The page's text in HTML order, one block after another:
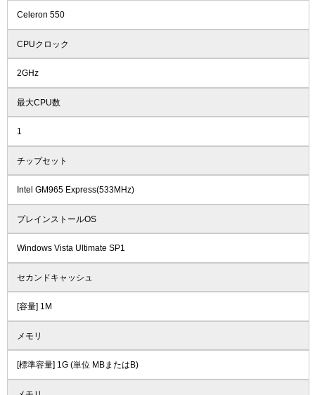
Celeron 550
CPUクロック
2GHz
最大CPU数
1
チップセット
Intel GM965 Express(533MHz)
プレインストールOS
Windows Vista Ultimate SP1
セカンドキャッシュ
[容量] 1M
メモリ
[標準容量] 1G (単位 MBまたはB)